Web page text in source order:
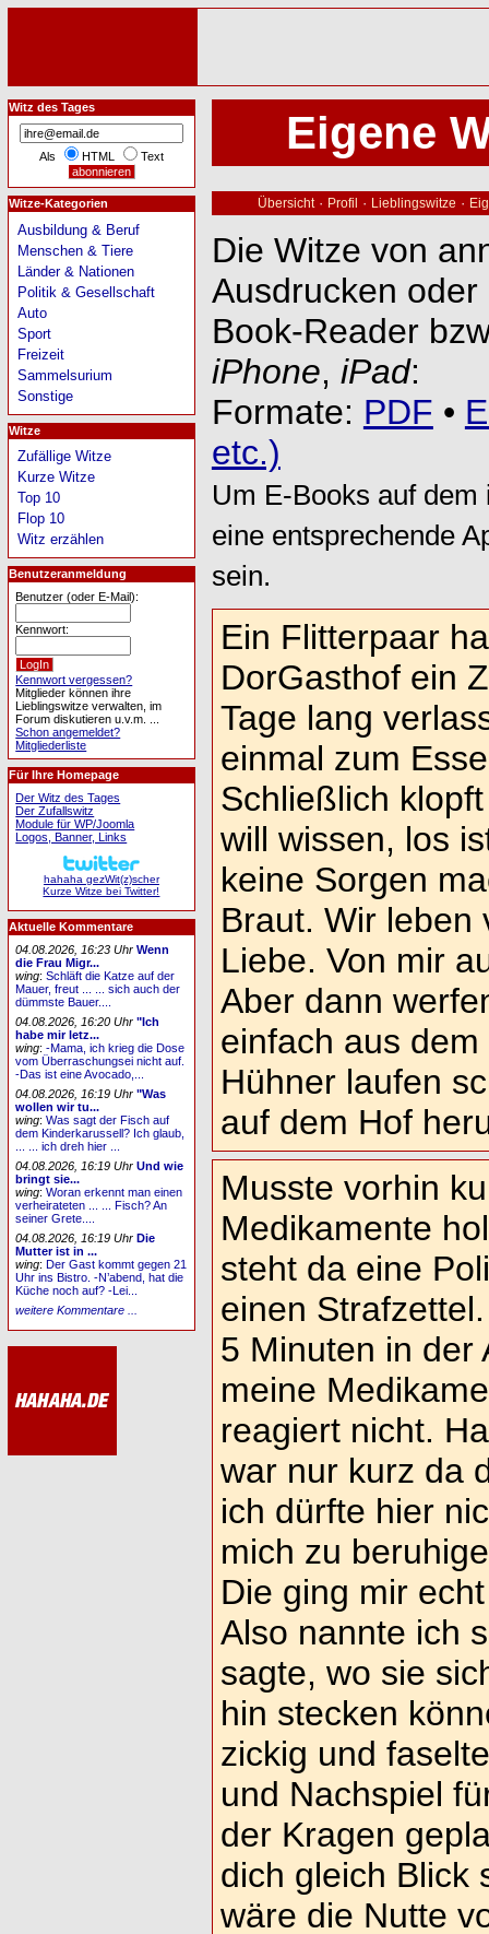
Eigene
Übersicht · Profil · Lieblingswitze ·
Die Witze von
Ausdrucken
Book-Reader
iPhone, iPad:
Formate: PDF •
etc.)
Um E-Books auf
eine entsprechende
sein.
Ein Flitterpaar
DorGasthof ein
Tage lang
einmal zum
Schließlich
will wissen, los
keine Sorgen
Braut. Wir leben
Liebe. Von mir
Aber dann
einfach aus
Hühner laufen
auf dem Hof
Musste vorhin
Medikamente
steht da eine
einen
5 Minuten in der
meine
reagiert nicht.
war nur kurz da
ich dürfte hier
mich zu
Die ging mir
Also nannte ich
sagte, wo sie
hin stecken
zickig und
und Nachspiel
der Kragen
dich gleich Blick
wäre die Nutte
Witz des Tages
Als HTML Text
Witze-Kategorien
Ausbildung & Beruf
Menschen & Tiere
Länder & Nationen
Politik & Gesellschaft
Auto
Sport
Freizeit
Sammelsurium
Sonstige
Witze
Zufällige Witze
Kurze Witze
Top 10
Flop 10
Witz erzählen
Benutzeranmeldung
Benutzer (oder E-Mail):
Kennwort:
Kennwort vergessen?
Mitglieder können ihre
Lieblingswitze verwalten, im
Forum diskutieren u.v.m. ...
Schon angemeldet?
Mitgliederliste
Für Ihre Homepage
Der Witz des Tages
Der Zufallswitz
Module für WP/Joomla
Logos, Banner, Links
hahaha gezWit(z)scher
Kurze Witze bei Twitter!
Aktuelle Kommentare
04.08.2026, 16:23 Uhr Wenn
die Frau Migr...
wing:Schläft die Katze auf der
Mauer, freut ... ... sich auch der
dümmste Bauer....
04.08.2026, 16:20 Uhr "Ich
habe mir letz...
wing:-Mama, ich krieg die Dose
vom Überraschungsei nicht auf.
-Das ist eine Avocado,...
04.08.2026, 16:19 Uhr "Was
wollen wir tu...
wing:Was sagt der Fisch auf
dem Kinderkarussell? Ich glaub,
... ... ich dreh hier ...
04.08.2026, 16:19 Uhr Und wie
bringt sie...
wing:Woran erkennt man einen
verheirateten ... ... Fisch? An
seiner Grete....
04.08.2026, 16:19 Uhr Die
Mutter ist in ...
wing:Der Gast kommt gegen 21
Uhr ins Bistro. -N’abend, hat die
Küche noch auf? -Lei...
weitere Kommentare ...